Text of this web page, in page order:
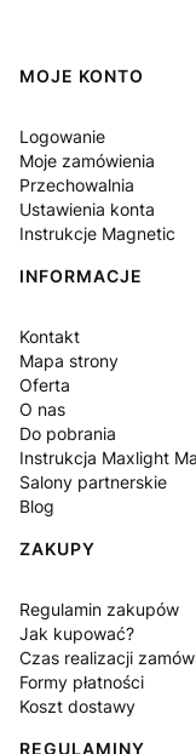
Linki w stopce
MOJE KONTO
Logowanie
Moje zamówienia
Przechowalnia
Ustawienia konta
Instrukcje Magnetic
INFORMACJE
Kontakt
Mapa strony
Oferta
O nas
Do pobrania
Instrukcja Maxlight
Salony partnerskie
Blog
ZAKUPY
Regulamin zakupów
Jak kupować?
Czas realizacji
Formy płatności
Koszt dostawy
REGULAMINY